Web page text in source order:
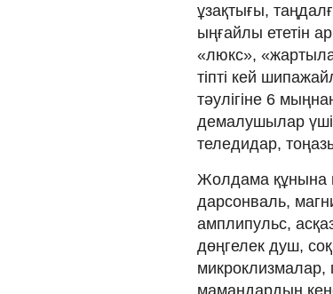
ұзақтығы,
ыңғайлы ететін
«люкс»,
тіпті кей
тәулігіне 6
демалушылар
теледидар,
Жолдама құнына
дарсонваль,
амплипульс,
дөңгелек душ,
микроклизмалар,
мамандардың